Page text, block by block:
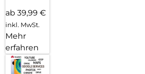
ab 39,99 €
inkl. MwSt.
Mehr
erfahren